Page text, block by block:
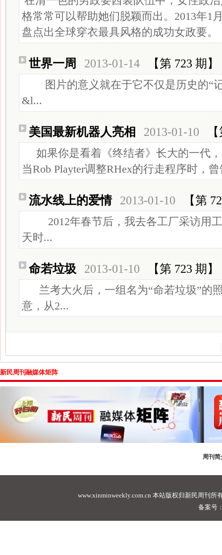
格常常可以帮助她们脱颖而出。2013年1
盘点出全球穿衣最具风格的成功女政要。
世界一周 2013-01-14 【第 723 期】
图片的意义就在于它不仅是历史的“
&l...
美国最新机器人亮相 2013-01-10
如果你是看着《终结者》长大的一代
当Rob Playter调整RHex的行走程序时，
流水线上的爱情 2013-01-10 【第
2012年春节后，我去各工厂采访用工
天时...
命若垃圾 2013-01-10 【第 723 期】
兰考大火后，一组名为“命若垃圾”的
意，从2...
新民周刊融媒体矩阵
周刊简
www.xinminweekly.com.cn 本站版权归新民周刊所
备案号